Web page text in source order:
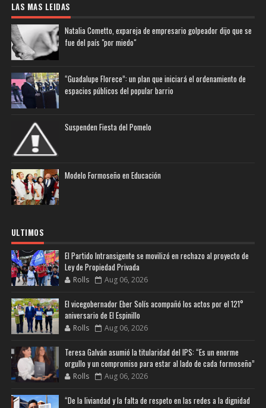
LAS MAS LEIDAS
Natalia Cometto, expareja de empresario golpeador dijo que se
fue del país "por miedo"
“Guadalupe Florece”: un plan que iniciará el ordenamiento de
espacios públicos del popular barrio
Suspenden Fiesta del Pomelo
Modelo Formoseño en Educación
ULTIMOS
El Partido Intransigente se movilizó en rechazo al proyecto de
Ley de Propiedad Privada
Rolls Aug 06, 2026
El vicegobernador Eber Solís acompañó los actos por el 121°
aniversario de El Espinillo
Rolls Aug 06, 2026
Teresa Galván asumió la titularidad del IPS: “Es un enorme
orgullo y un compromiso para estar al lado de cada formoseño”
Rolls Aug 06, 2026
“De la liviandad y la falta de respeto en las redes a la dignidad